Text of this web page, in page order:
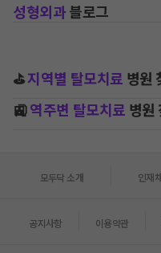
성형외과블로그
⛳지역별 탈모치료 병원
🚉역주변 탈모치료 병원
모두닥 소개 인재
공지사항 이용약관